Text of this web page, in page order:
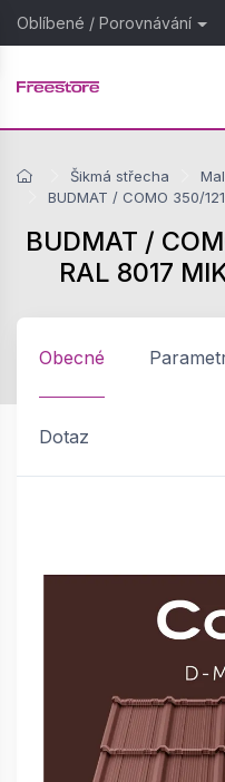
Oblíbené / Porovnávání
Šikmá střecha
BUDMAT / COMO 350/
BUDMAT /
RAL 8017
Obecné
Dotaz